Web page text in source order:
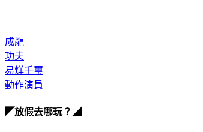
成龍
功夫
易烊千璽
動作演員
◤放假去哪玩？◢